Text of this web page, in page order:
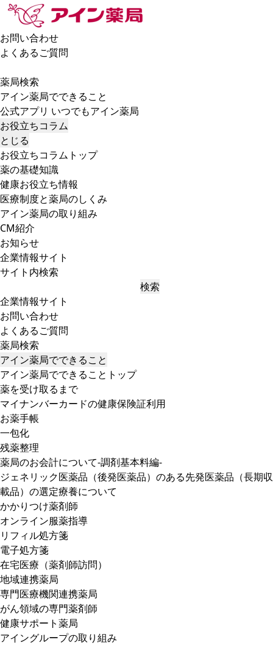
お問い合わせ
よくあるご質問
薬局検索
アイン薬局でできること
公式アプリ いつでもアイン薬局
お役立ちコラム
とじる
お役立ちコラムトップ
薬の基礎知識
健康お役立ち情報
医療制度と薬局のしくみ
アイン薬局の取り組み
CM紹介
お知らせ
企業情報サイト
サイト内検索
検索
企業情報サイト
お問い合わせ
よくあるご質問
薬局検索
アイン薬局でできること
アイン薬局でできることトップ
薬を受け取るまで
マイナンバーカードの健康保険証利用
お薬手帳
一包化
残薬整理
薬局のお会計について-調剤基本料編-
ジェネリック医薬品（後発医薬品）のある先発医薬品（長期収
載品）の選定療養について
かかりつけ薬剤師
オンライン服薬指導
リフィル処方箋
電子処方箋
在宅医療（薬剤師訪問）
地域連携薬局
専門医療機関連携薬局
がん領域の専門薬剤師
健康サポート薬局
アイングループの取り組み